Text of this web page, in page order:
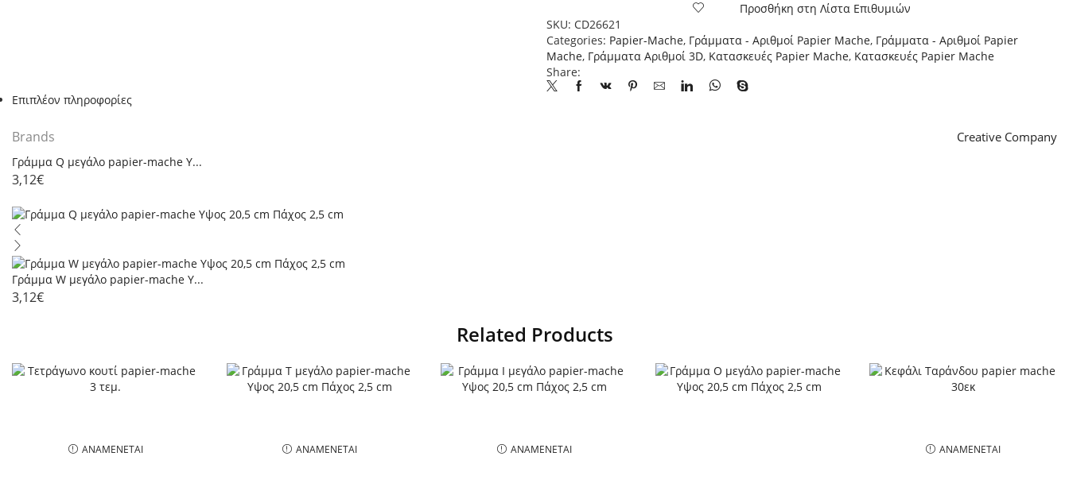
papier-
mache
Yψος
20,5
cm
Προσθήκη στη Λίστα Επιθυμιών
SKU: CD26621
Categories: Papier-Mache, Γράμματα - Αριθμοί Papier Mache, Γράμματα - Αριθμοί Papier
Mache, Γράμματα Αριθμοί 3D, Κατασκευές Papier Mache, Κατασκευές Papier Mache
Share:
Επιπλέον πληροφορίες
Brands Creative Company
Γράμμα Q μεγάλο papier-mache Y...
3,12€
Γράμμα W μεγάλο papier-mache Y...
3,12€
Related Products
ΑΝΑΜΈΝΕΤΑΙ ΑΝΑΜΈΝΕΤΑΙ ΑΝΑΜΈΝΕΤΑΙ ΑΝΑΜΈΝΕΤΑΙ